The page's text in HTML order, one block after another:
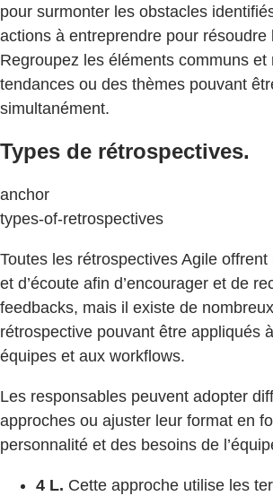
pour surmonter les obstacles
actions à entreprendre pour résoudre
Regroupez les éléments communs et
tendances ou des thèmes pouvant
simultanément.
Types de rétrospectives.
anchor
types-of-retrospectives
Toutes les rétrospectives Agile
et d’écoute afin d’encourager et de
feedbacks, mais il existe de
rétrospective pouvant être appliqués
équipes et aux workflows.
Les responsables peuvent adopter
approches ou ajuster leur format en
personnalité et des besoins de
4 L. Cette approche utilise les